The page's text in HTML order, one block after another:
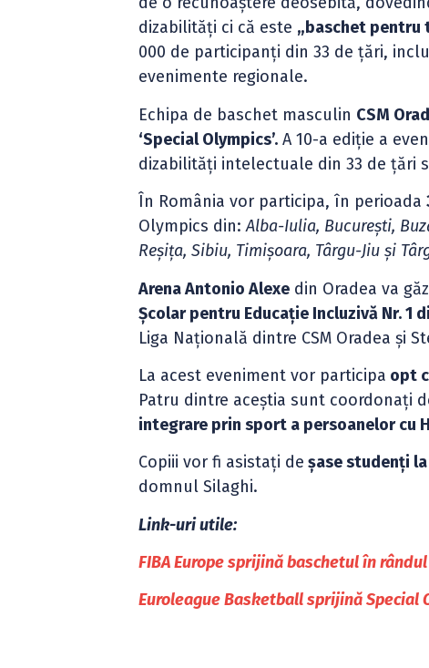
dizabilităţi ci că este „baschet pentru
000 de participanţi din 33 de ţări,
evenimente regionale.
Echipa de baschet masculin CSM
‘Special Olympics’. A 10-a ediție a
dizabilități intelectuale din 33 de țări
În România vor participa, în perioada
Olympics din:Alba-Iulia, București,
Reșița, Sibiu, Timișoara, Târgu-Jiu și
Arena Antonio Alexe din Oradea va
Școlar pentru Educație Incluzivă Nr. 1
Liga Națională dintre CSM Oradea și
La acest eveniment vor participa opt
Patru dintre aceștia sunt coordonați
integrare prin sport a persoanelor cu
Copiii vor fi asistați de șase studenți
domnul Silaghi.
Link-uri utile:
FIBA Europe sprijină baschetul în
Euroleague Basketball sprijină Special